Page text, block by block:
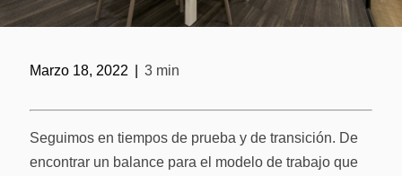
Marzo 18, 2022 3 min
Seguimos en tiempos de prueba y de transición. De
encontrar un balance para el modelo de trabajo que